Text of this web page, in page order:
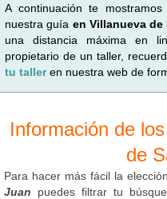
A continuación te
nuestra guía en Villanueva de
una distancia máxima en
propietario de un taller,
tu talleren nuestra web de
Información de
de
Para hacer más fácil la
Juan puedes filtrar tu